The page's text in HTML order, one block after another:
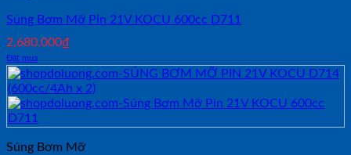
Súng Bơm Mỡ Pin 21V KOCU 600cc D711
2,680,000₫
Đặt mua
Súng Bơm Mỡ